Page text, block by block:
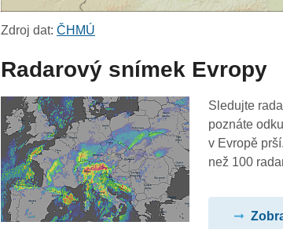
Zdroj dat:ČHMÚ
Radarový snímek Evropy
Sledujte
poznáte
v Evropě
než 100